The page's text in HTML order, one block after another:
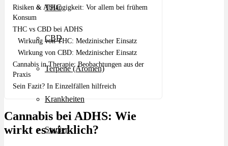
THC
CBD
Terpene (Aromen)
Krankheiten
Studien
Risiken & Abhängigkeit: Vor allem bei frühem
Konsum
THC vs CBD bei ADHS
Wirkung von THC: Medzinischer Einsatz
Wirkung von CBD: Medzinischer Einsatz
Cannabis in Therapie: Beobachtungen aus der
Praxis
Sein Fazit? In Einzelfällen hilfreich
Cannabis bei ADHS: Wie
wirkt es wirklich?